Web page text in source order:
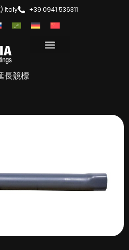
Italy +39 0941 536311
長競標